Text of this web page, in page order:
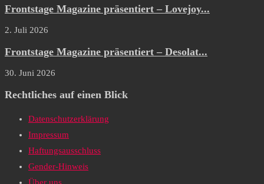
Frontstage Magazine präsentiert – Lovejoy...
2. Juli 2026
Frontstage Magazine präsentiert – Desolat...
30. Juni 2026
Rechtliches auf einen Blick
Datenschutzerklärung
Impressum
Haftungsausschluss
Gender-Hinweis